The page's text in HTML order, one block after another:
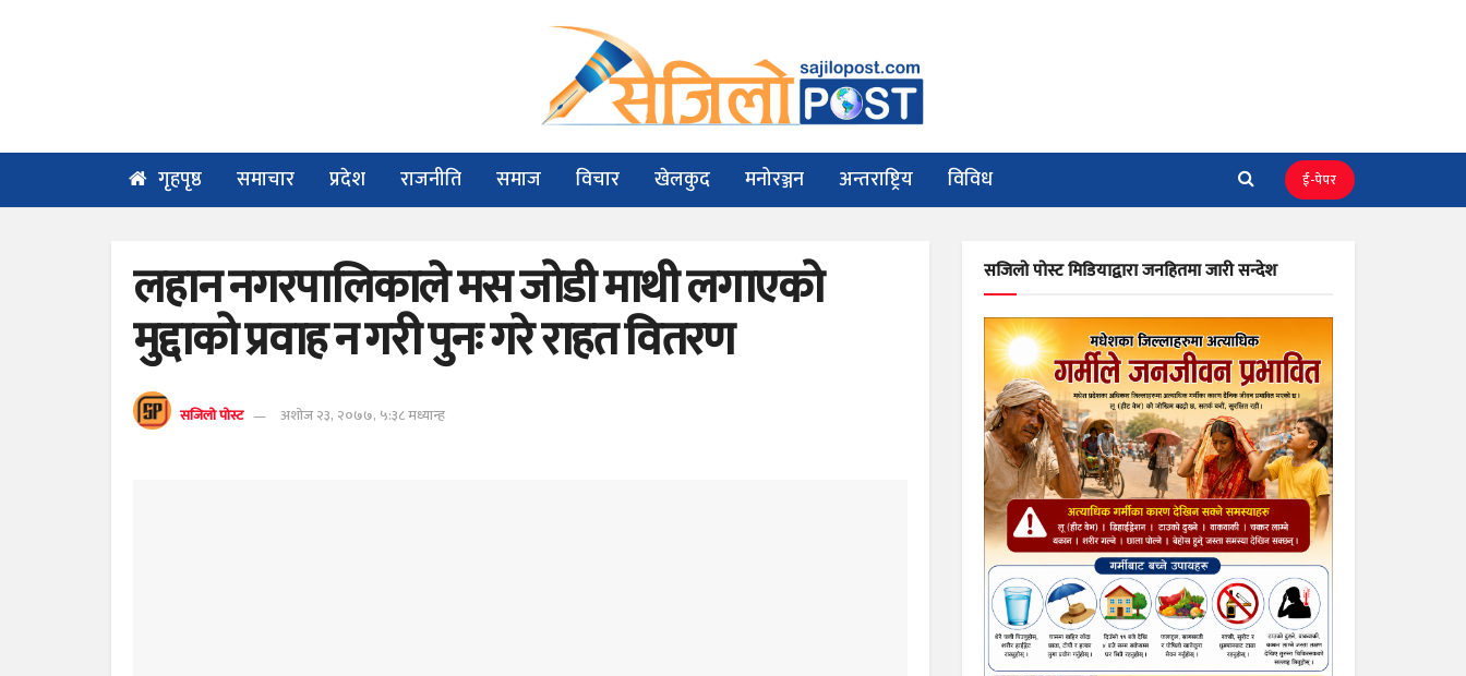
गृहपृष्ठ समाचार प्रदेश राजनीति समाज विचार खेलकुद मनोरञ्जन अन्तराष्ट्रिय विविध ई-पेपर
लहान नगरपालिकाले मस जोडी माथी लगाएको
मुद्दाको प्रवाह न गरी पुनः गरे राहत वितरण
सजिलो पोस्ट अशोज २३, २०७७, ५:३८ मध्यान्ह
सजिलो पोस्ट मिडियाद्वारा जनहितमा जारी सन्देश